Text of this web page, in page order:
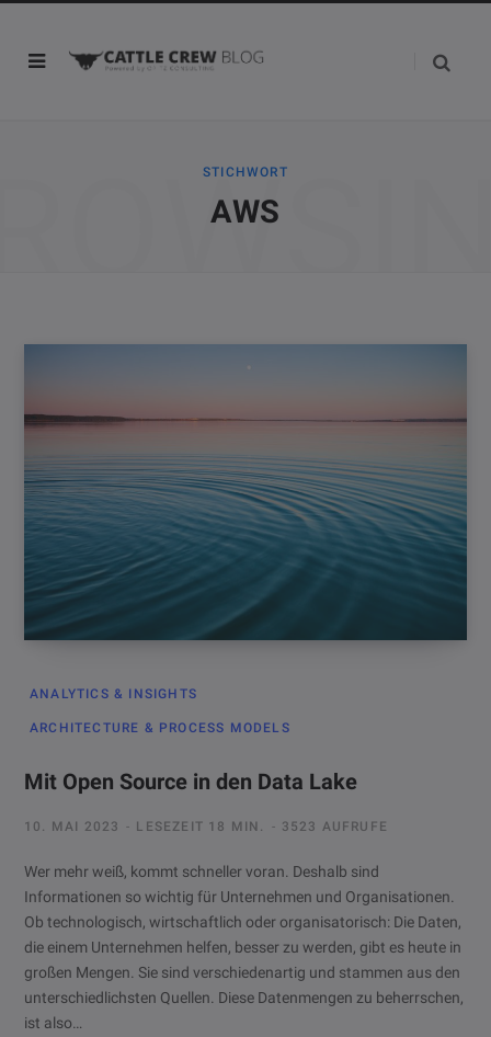
STICHWORT
AWS
ANALYTICS & INSIGHTS
ARCHITECTURE & PROCESS MODELS
Mit Open Source in den Data Lake
10. MAI 2023 LESEZEIT 18 MIN. 3523 AUFRUFE
Wer mehr weiß, kommt schneller voran. Deshalb sind
Informationen so wichtig für Unternehmen und Organisationen.
Ob technologisch, wirtschaftlich oder organisatorisch: Die Daten,
die einem Unternehmen helfen, besser zu werden, gibt es heute in
großen Mengen. Sie sind verschiedenartig und stammen aus den
unterschiedlichsten Quellen. Diese Datenmengen zu beherrschen,
ist also…